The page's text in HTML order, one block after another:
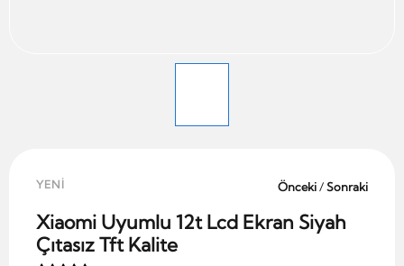
YENİ Önceki/Sonraki
Xiaomi Uyumlu 12t Lcd Ekran Siyah
Çıtasız Tft Kalite